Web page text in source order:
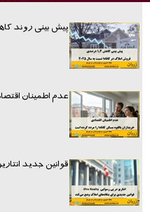
پیش بینی روند
عدم اطمینان
قوانین جدید